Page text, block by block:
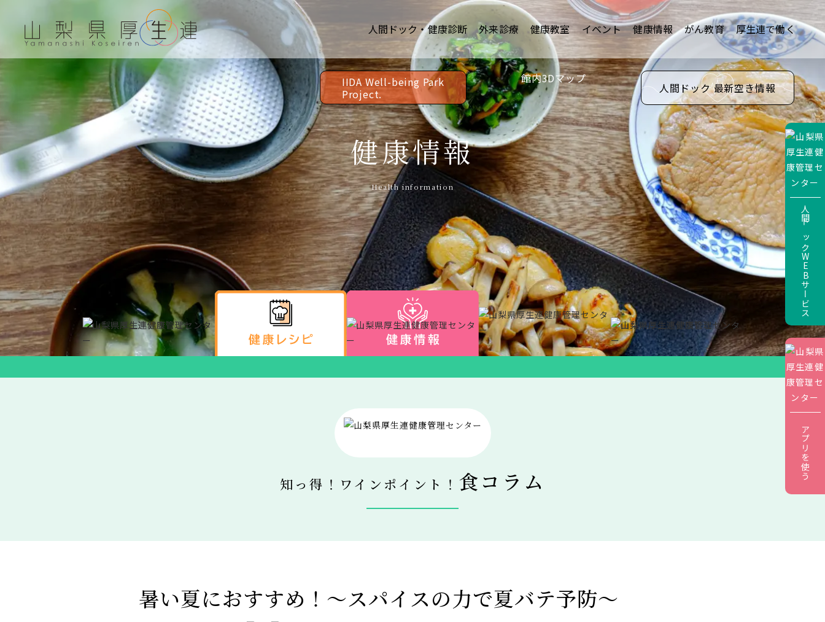
人間ドック・健康診断 外来診療 健康教室 イベント 健康情報 がん教育 厚生連で働く
IIDA Well-being Park
Project.
館内3Dマップ
人間ドック 最新空き情報
健康情報
Health information
知っ得！ワインポイント！ 食コラム
暑い夏におすすめ！～スパイスの力で夏バテ予防～
人間ドックWEBサービス
アプリを使う